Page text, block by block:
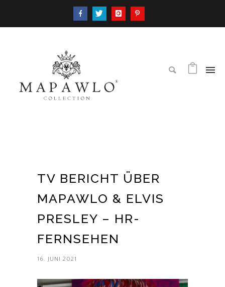
TV BERICHT ÜBER
MAPAWLO & ELVIS
PRESLEY – HR-
FERNSEHEN
16. JUNI 2021